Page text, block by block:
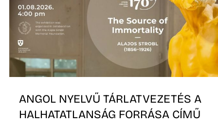
ANGOL NYELVŰ TÁRLATVEZETÉS A
HALHATATLANSÁG FORRÁSA CÍMŰ